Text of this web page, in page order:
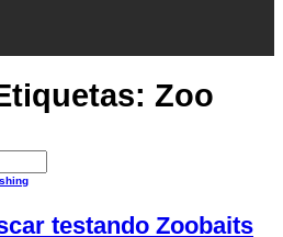
Zoo
testando Zoobaits